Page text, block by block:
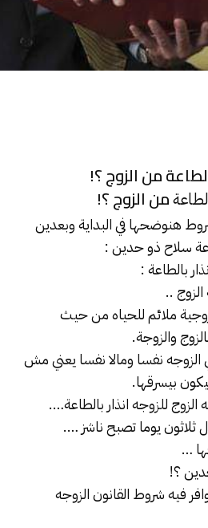
من الزوج ؟!
من الزوج ؟!
هنوضحها في البداية وبعدين
سلاح ذو حدين :
بالطاعة :
ملائم للحياه من حيث
والزوجة.
الزوجه نفسا ومالا نفسا يعني مش
بيسرقها.
للزوجه انذار بالطاعة….
ثلاثون يوما تصبح ناشز ….
…
؟!
فيه شروط القانون الزوجه